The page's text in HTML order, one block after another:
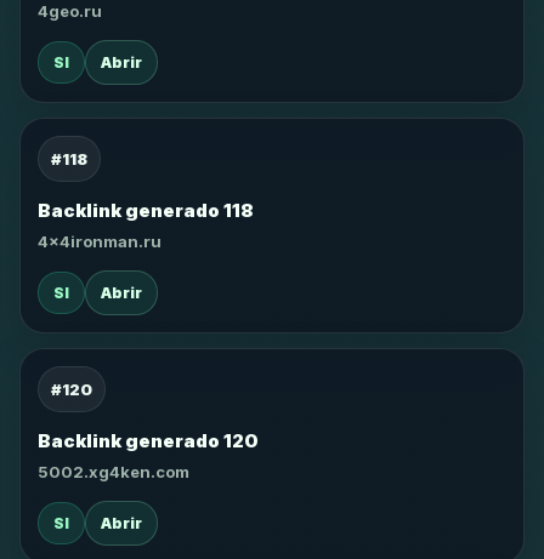
4geo.ru
SI Abrir
#118
Backlink generado 118
4x4ironman.ru
SI Abrir
#120
Backlink generado 120
5002.xg4ken.com
SI Abrir